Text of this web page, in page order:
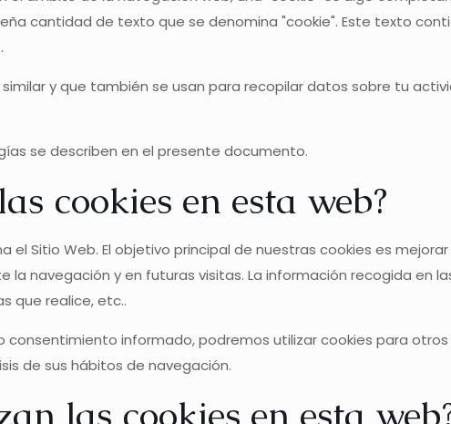
cantidad de texto que se denomina "cookie". Este texto
y que también se usan para recopilar datos sobre tu
se describen en el presente documento.
cookies en esta web?
Sitio Web. El objetivo principal de nuestras cookies es
la navegación y en futuras visitas. La información recogida en
que realice, etc..
consentimiento informado, podremos utilizar cookies para
de sus hábitos de navegación.